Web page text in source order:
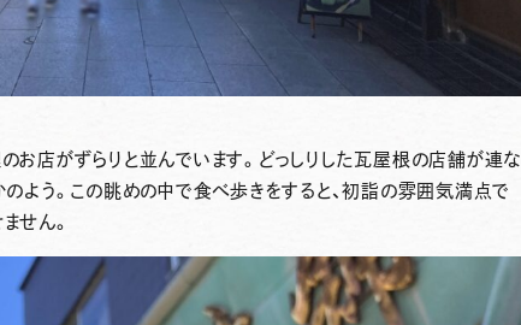
店がずらりと並んでいます。どっしりした瓦屋根の店舗が連な
よう。この眺めの中で食べ歩きをすると、初詣の雰囲気満点で
せん。